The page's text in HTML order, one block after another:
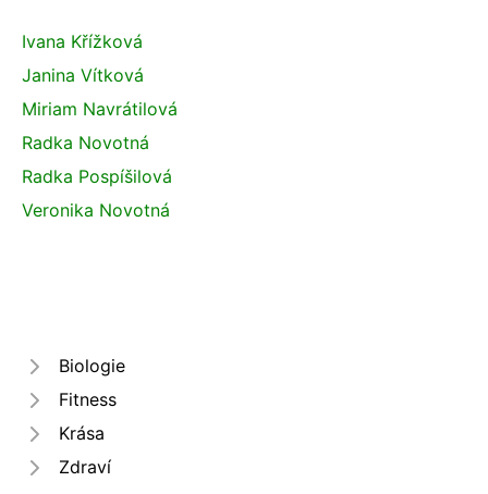
Ivana Křížková
Janina Vítková
Miriam Navrátilová
Radka Novotná
Radka Pospíšilová
Veronika Novotná
Biologie
Fitness
Krása
Zdraví